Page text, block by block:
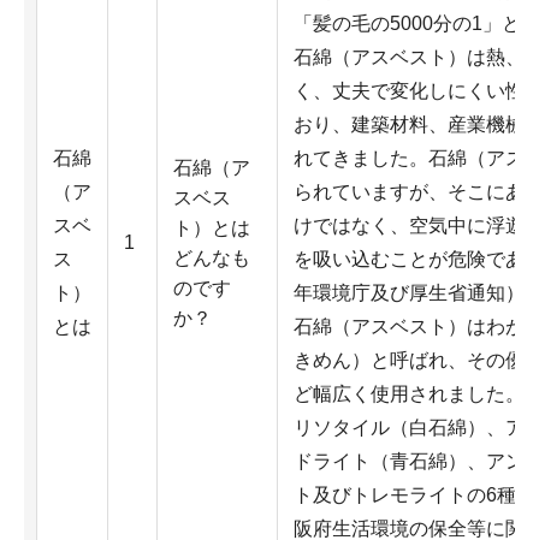
石綿
（ア
スベ
ス
ト）
とは
1
石綿（ア
スベス
ト）とは
どんなも
のです
か？
「髪の毛の5000分の1」と
石綿（アスベスト）は熱、
く、丈夫で変化しにくい性
おり、建築材料、産業機械
れてきました。石綿（アス
られていますが、そこにあ
けではなく、空気中に浮遊
を吸い込むことが危険であ
年環境庁及び厚生省通知）
石綿（アスベスト）はわが
きめん）と呼ばれ、その優
ど幅広く使用されました。
リソタイル（白石綿）、ア
ドライト（青石綿）、アン
ト及びトレモライトの6種
阪府生活環境の保全等に関